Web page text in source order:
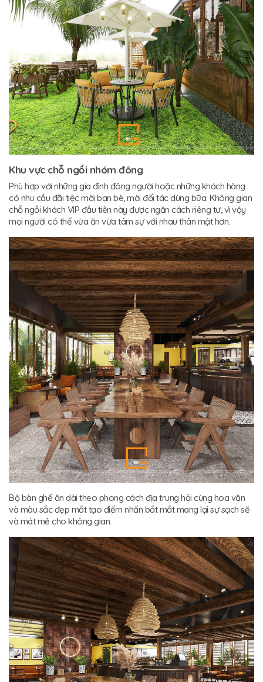
Khu vực chỗ ngồi nhóm đông
Phù hợp với những gia đình đông người hoặc những khách hàng
có nhu cầu đãi tiệc mời bạn bè, mời đối tác dùng bữa. Không gian
chỗ ngồi khách VIP đầu tiên này được ngăn cách riêng tư, vì vậy
mọi người có thể vừa ăn vừa tâm sự với nhau thân mật hơn.
Bộ bàn ghế ăn dài theo phong cách địa trung hải cùng hoa văn
và màu sắc đẹp mắt tạo điểm nhấn bắt mắt mang lại sự sạch sẽ
và mát mẻ cho không gian.